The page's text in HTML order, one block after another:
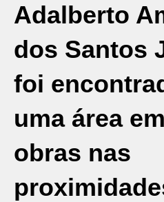
Adalberto
dos Santos
foi
uma área em
obras nas